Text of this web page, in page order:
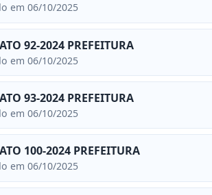
em 06/10/2025
92-2024 PREFEITURA
em 06/10/2025
93-2024 PREFEITURA
em 06/10/2025
100-2024 PREFEITURA
em 06/10/2025